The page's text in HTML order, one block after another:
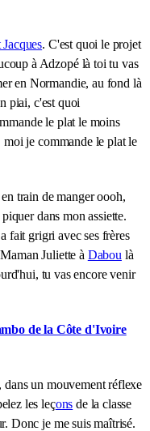
Jacques. C'est quoi le projet
à Adzopé là toi tu vas
en Normandie, au fond là
piai, c'est quoi
le plat le moins
moi je commande le plat le
train de manger oooh,
dans mon assiette.
fait grigri avec ses frères
Juliette à Dabou là
tu vas encore venir
de la Côte d'Ivoire
un mouvement réflexe
les leçons de la classe
Donc je me suis maîtrisé.